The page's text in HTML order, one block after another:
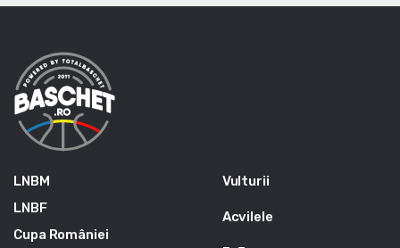
LNBM
LNBF
Cupa României
Vulturii
Acvilele